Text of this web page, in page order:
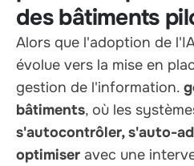
des bâtiments
Alors que l'adoption de
évolue vers la mise en
gestion de l'information.
bâtiments, où les
s'autocontrôler, s'auto-
optimiser avec une